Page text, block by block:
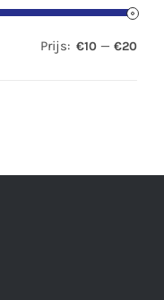
Prijs: €10 — €20